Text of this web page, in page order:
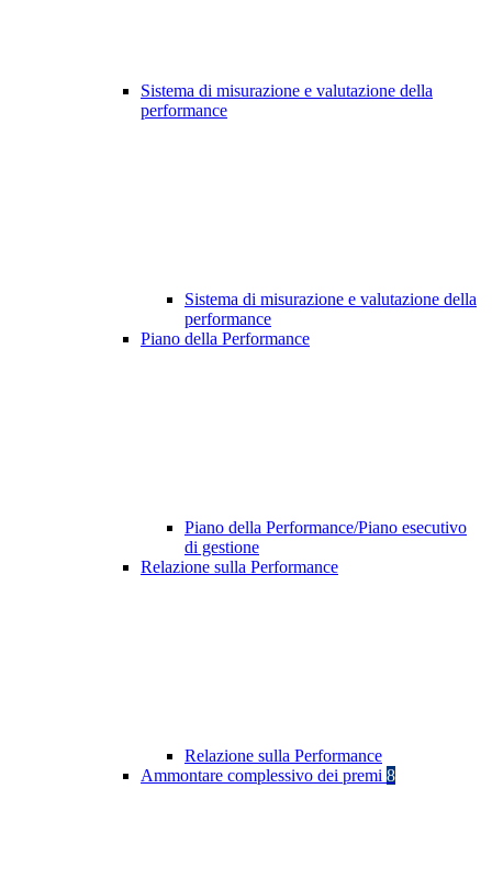
Sistema di misurazione e valutazione della
performance
Sistema di misurazione e valutazione della
performance
Piano della Performance
Piano della Performance/Piano esecutivo
di gestione
Relazione sulla Performance
Relazione sulla Performance
Ammontare complessivo dei premi 8